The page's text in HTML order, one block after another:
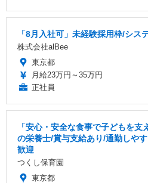
「8月入社可」未経験採用枠/シス
株式会社alBee
東京都
月給23万円～35万円
正社員
「安心・安全な食事で子どもを支
の栄養士/賞与支給あり/通勤しや
歓迎
つくし保育園
東京都